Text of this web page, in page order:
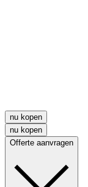
nu kopen
nu kopen
Offerte aanvragen